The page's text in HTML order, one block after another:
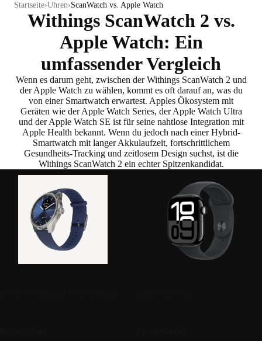
Startseite Uhren ScanWatch vs. Apple Watch
Withings ScanWatch 2 vs.
Apple Watch: Ein
umfassender Vergleich
Wenn es darum geht, zwischen der Withings ScanWatch 2 und
der Apple Watch zu wählen, kommt es oft darauf an, was du
von einer Smartwatch erwartest. Apples Ökosystem mit
Geräten wie der Apple Watch Series, der Apple Watch Ultra
und der Apple Watch SE ist für seine nahtlose Integration mit
Apple Health bekannt. Wenn du jedoch nach einer Hybrid-
Smartwatch mit langer Akkulaufzeit, fortschrittlichem
Gesundheits-Tracking und zeitlosem Design suchst, ist die
Withings ScanWatch 2 ein echter Spitzenkandidat.